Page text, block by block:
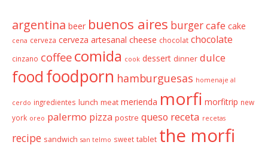
argentina beer buenos aires burgercafe cake
cena cerveza cerveza artesanal cheese chocolat chocolate
cinzano coffee comida cook dessert dinner dulce
food foodporn hamburguesas homenaje al
cerdo ingredientes lunch meat merienda morfi morfitrip new
york oreo palermo pizza postre queso receta recetas
recipe sandwich san telmo sweet tablet the morfi